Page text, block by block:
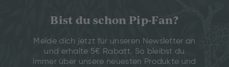
Bist du schon Pip-Fan?
Melde dich jetzt für unseren Newsletter an
und erhalte 5€ Rabatt. So bleibst du
immer über unsere neuesten Produkte und